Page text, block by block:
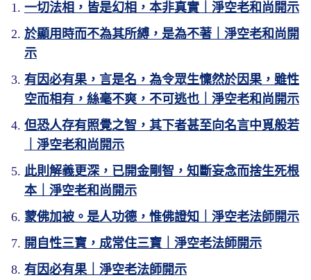
一切法相，皆是幻相，本非真實｜淨空老和尚開示
於顯用時而不為其所縛，是為不著｜淨空老和尚開
示
有因必有果，言是名，為令眾生懍然於因果，雖性
空而相有，絲毫不爽，不可逃也｜淨空老和尚開示
但恐人存有照覺之智，其下者甚至向名言中覓般若
｜淨空老和尚開示
此則解義更深，已開金剛智，知斷妄念而捨生死根
本｜淨空老和尚開示
蒙佛加被。是人功德，惟佛證知｜淨空老法師開示
開自性三寶，成常住三寶｜淨空老法師開示
有因必有果｜淨空老法師開示